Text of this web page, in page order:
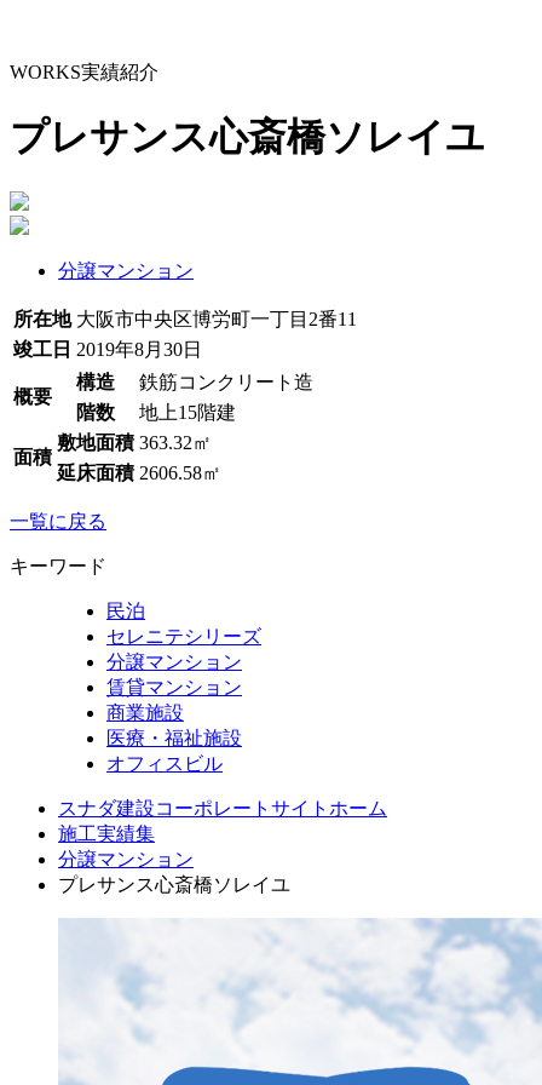
WORKS実績紹介
プレサンス心斎橋ソレイユ
分譲マンション
所在地 大阪市中央区博労町一丁目2番11
竣工日 2019年8月30日
概要
構造
鉄筋コンクリート造
階数
地上15階建
面積
敷地面積 363.32㎡
延床面積 2606.58㎡
一覧に戻る
キーワード
民泊
セレニテシリーズ
分譲マンション
賃貸マンション
商業施設
医療・福祉施設
オフィスビル
スナダ建設コーポレートサイトホーム
施工実績集
分譲マンション
プレサンス心斎橋ソレイユ